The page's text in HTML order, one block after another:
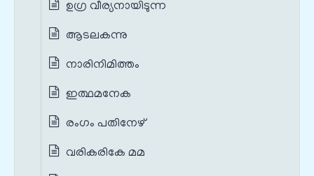
ഉഗ്ര വീര്യനായിടുന്ന
ആടലകന്നു
നാരിനിമിത്തം
ഇത്ഥമനേക
രംഗം പതിനേഴ്
വരികരികേ മമ